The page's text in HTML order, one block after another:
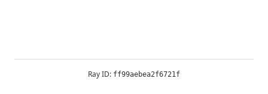
Ray ID: ff99aebea2f6721f